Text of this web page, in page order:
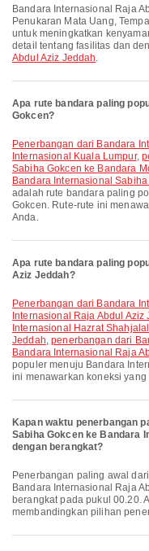
Bandara Internasional Raja Abdul Aziz Jeddah menawarkan Layanan
Penukaran Mata Uang,
untuk meningkatkan
detail tentang fasilitas dan
Abdul Aziz Jeddah.
Apa rute bandara paling
Gokcen?
penerbangan dari Bandara Internasional Sabiha Gokcen ke Bandara
Internasional Kuala Lumpur,
Sabiha Gokcen ke Bandara
Bandara Internasional
adalah rute bandara paling
Gokcen. Rute-rute ini
Anda.
Apa rute bandara paling
Aziz Jeddah?
penerbangan dari Bandara Internasional Kuala Lumpur ke Bandara
Internasional Raja Abdul Aziz
Internasional Hazrat
Jeddah,penerbangan dari
Bandara Internasional Raja
populer menuju Bandara
ini menawarkan koneksi
Kapan waktu penerbangan
Sabiha Gokcen ke Bandara
dengan berangkat?
Penerbangan paling awal dari Bandara Internasional Sabiha Gokcen ke
Bandara Internasional Raja
berangkat pada pukul 00.20.
membandingkan pilihan